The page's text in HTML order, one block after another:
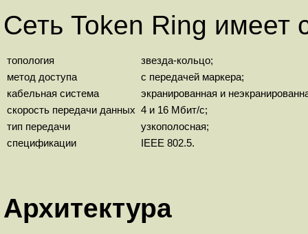
Сеть Token Ring имеет
топология
звезда-кольцо;
метод доступа
с передачей маркера;
кабельная система
экранированная и
скорость передачи данных 4 и 16 Мбит/с;
тип передачи
узкополосная;
спецификации
IEEE 802.5.
Архитектура